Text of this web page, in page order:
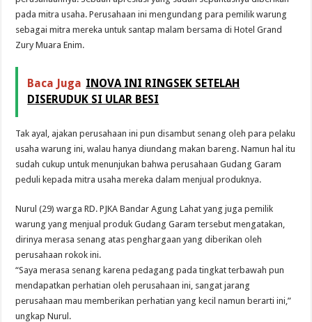
pada mitra usaha. Perusahaan ini mengundang para pemilik warung
sebagai mitra mereka untuk santap malam bersama di Hotel Grand
Zury Muara Enim.
Baca Juga INOVA INI RINGSEK SETELAH
DISERUDUK SI ULAR BESI
Tak ayal, ajakan perusahaan ini pun disambut senang oleh para pelaku
usaha warung ini, walau hanya diundang makan bareng. Namun hal itu
sudah cukup untuk menunjukan bahwa perusahaan Gudang Garam
peduli kepada mitra usaha mereka dalam menjual produknya.
Nurul (29) warga RD. PJKA Bandar Agung Lahat yang juga pemilik
warung yang menjual produk Gudang Garam tersebut mengatakan,
dirinya merasa senang atas penghargaan yang diberikan oleh
perusahaan rokok ini.
“Saya merasa senang karena pedagang pada tingkat terbawah pun
mendapatkan perhatian oleh perusahaan ini, sangat jarang
perusahaan mau memberikan perhatian yang kecil namun berarti ini,”
ungkap Nurul.